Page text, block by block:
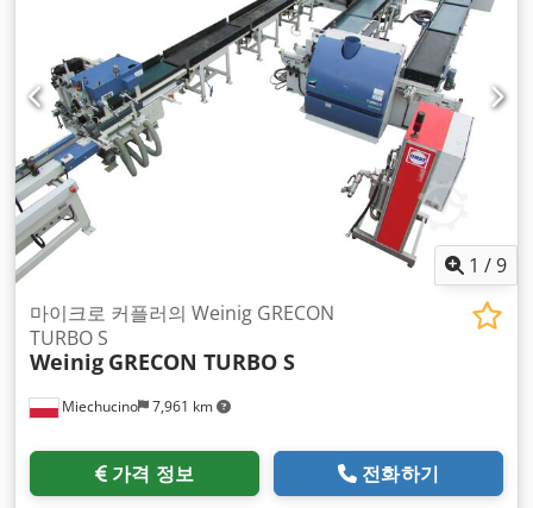
1 /9
Miechucino 7,961 km
마이크로 커플러의 Weinig GRECON
TURBO S
Weinig GRECON TURBO S
가격 정보 전화하기